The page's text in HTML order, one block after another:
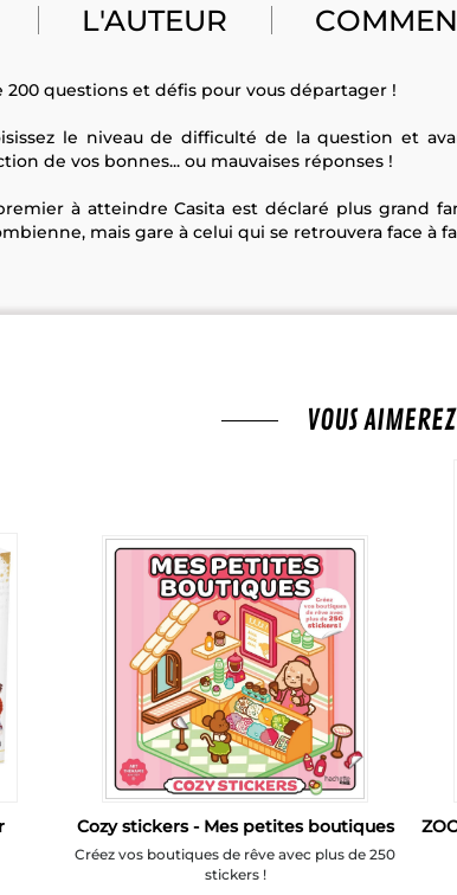
L'AUTEUR
200 questions et défis pour vous départager !
le niveau de difficulté de la question et
de vos bonnes... ou mauvaises réponses !
à atteindre Casita est déclaré plus grand
mais gare à celui qui se retrouvera face à
VOUS
Cozy stickers - Mes petites boutiques
Créez vos boutiques de rêve avec plus de 250
stickers !